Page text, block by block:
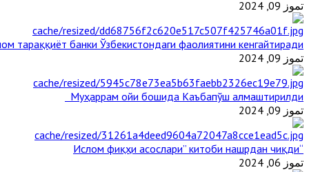
تموز 09, 2024
тараққиёт банки Ўзбекистондаги фаолиятини кенгайтиради
تموز 09, 2024
Муҳаррам ойи бошида Каъбапўш алмаштирилди
تموز 09, 2024
“Ислом фиқҳи асослари” китоби нашрдан чиқди
تموز 06, 2024